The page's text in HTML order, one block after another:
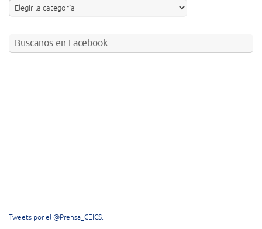
Buscanos en Facebook
Tweets por el @Prensa_CEICS.